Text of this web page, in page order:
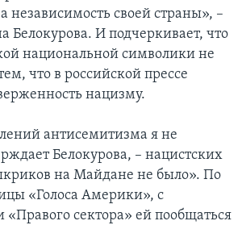
независимость своей страны», –
Белокурова. И подчеркивает, что
национальной символики не
что в российской прессе
нацизму.
антисемитизма я не
Белокурова, – нацистских
на Майдане не было». По
«Голоса Америки», с
«Правого сектора» ей пообщаться